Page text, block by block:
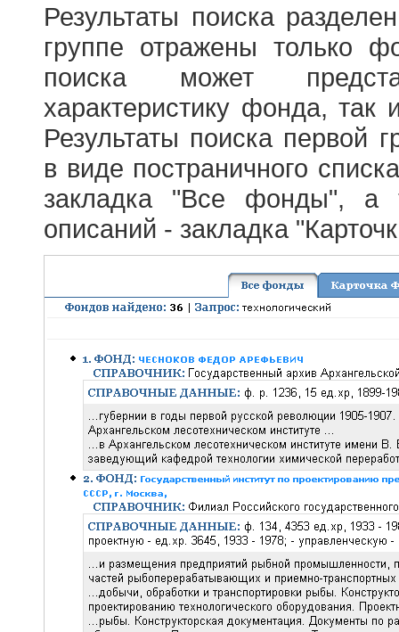
Результаты поиска
группе отражены только
поиска может
характеристику фонда,
Результаты поиска первой
в виде постраничного
закладка "Все фонды", а
описаний - закладка